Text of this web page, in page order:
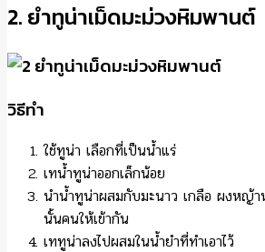
2. ยำทูน่าเม็ดมะม่วงหิมพานต์
วิธีทำ
ใช้ทูน่า เลือกที่เป็นน้ำแร่
เทน้ำทูน่าออกเล็กน้อย
นำน้ำทูน่าผสมกับมะนาว เกลือ ผงหญ้
นั้นคนให้เข้ากัน
เททูน่าลงไปผสมในน้ำยำที่ทำเอาไว้